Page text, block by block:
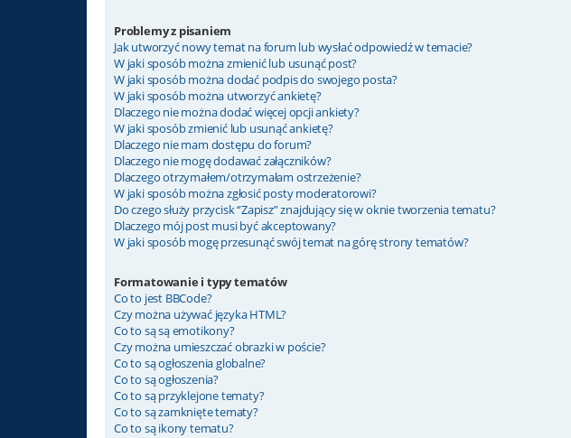
Problemy z pisaniem
Jak utworzyć nowy temat na forum lub wysłać odpowiedź w temacie?
W jaki sposób można zmienić lub usunąć post?
W jaki sposób można dodać podpis do swojego posta?
W jaki sposób można utworzyć ankietę?
Dlaczego nie można dodać więcej opcji ankiety?
W jaki sposób zmienić lub usunąć ankietę?
Dlaczego nie mam dostępu do forum?
Dlaczego nie mogę dodawać załączników?
Dlaczego otrzymałem/otrzymałam ostrzeżenie?
W jaki sposób można zgłosić posty moderatorowi?
Do czego służy przycisk “Zapisz” znajdujący się w oknie tworzenia tematu?
Dlaczego mój post musi być akceptowany?
W jaki sposób mogę przesunąć swój temat na górę strony tematów?
Formatowanie i typy tematów
Co to jest BBCode?
Czy można używać języka HTML?
Co to są są emotikony?
Czy można umieszczać obrazki w poście?
Co to są ogłoszenia globalne?
Co to są ogłoszenia?
Co to są przyklejone tematy?
Co to są zamknięte tematy?
Co to są ikony tematu?